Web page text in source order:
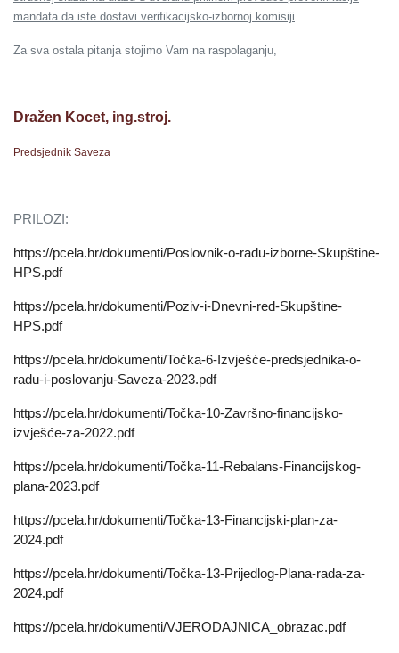
mandata da iste dostavi verifikacijsko-izbornoj komisiji
Za sva ostala pitanja stojimo Vam na raspolaganju,
Dražen Kocet, ing.stroj.
Predsjednik Saveza
PRILOZI:
https://pcela.hr/dokumenti/Poslovnik-o-radu-izborne-Skupštine-
HPS.pdf
https://pcela.hr/dokumenti/Poziv-i-Dnevni-red-Skupštine-
HPS.pdf
https://pcela.hr/dokumenti/Točka-6-Izvješće-predsjednika-o-
radu-i-poslovanju-Saveza-2023.pdf
https://pcela.hr/dokumenti/Točka-10-Završno-financijsko-
izvješće-za-2022.pdf
https://pcela.hr/dokumenti/Točka-11-Rebalans-Financijskog-
plana-2023.pdf
https://pcela.hr/dokumenti/Točka-13-Financijski-plan-za-
2024.pdf
https://pcela.hr/dokumenti/Točka-13-Prijedlog-Plana-rada-za-
2024.pdf
https://pcela.hr/dokumenti/VJERODAJNICA_obrazac.pdf